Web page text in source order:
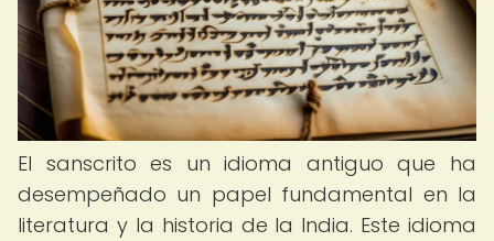
El sanscrito es un idioma antiguo que ha
desempeñado un papel fundamental en la
literatura y la historia de la India. Este idioma